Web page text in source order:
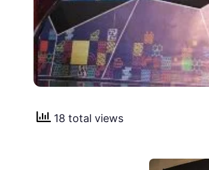
18 total views